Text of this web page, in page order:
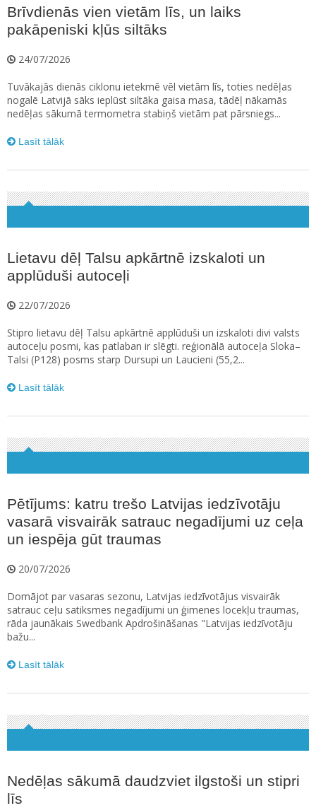
Brīvdienās vien vietām līs, un laiks
pakāpeniski kļūs siltāks
24/07/2026
Tuvākajās dienās ciklonu ietekmē vēl vietām līs, toties nedēļas
nogalē Latvijā sāks ieplūst siltāka gaisa masa, tādēļ nākamās
nedēļas sākumā termometra stabiņš vietām pat pārsniegs...
Lasīt tālāk
Lietavu dēļ Talsu apkārtnē izskaloti un
applūduši autoceļi
22/07/2026
Stipro lietavu dēļ Talsu apkārtnē applūduši un izskaloti divi valsts
autoceļu posmi, kas patlaban ir slēgti. reģionālā autoceļa Sloka–
Talsi (P128) posms starp Dursupi un Laucieni (55,2...
Lasīt tālāk
Pētījums: katru trešo Latvijas iedzīvotāju
vasarā visvairāk satrauc negadījumi uz ceļa
un iespēja gūt traumas
20/07/2026
Domājot par vasaras sezonu, Latvijas iedzīvotājus visvairāk
satrauc ceļu satiksmes negadījumi un ģimenes locekļu traumas,
rāda jaunākais Swedbank Apdrošināšanas "Latvijas iedzīvotāju
bažu...
Lasīt tālāk
Nedēļas sākumā daudzviet ilgstoši un stipri
līs